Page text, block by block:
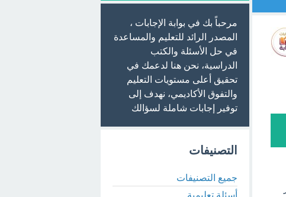
مرحباً بك في بوابة الإجابات ،
المصدر الرائد للتعليم والمساعدة
في حل الأسئلة والكتب
الدراسية، نحن هنا لدعمك في
تحقيق أعلى مستويات التعليم
والتفوق الأكاديمي، نهدف إلى
توفير إجابات شاملة لسؤالك
التصنيفات
جميع التصنيفات
أسئلة تعليمية